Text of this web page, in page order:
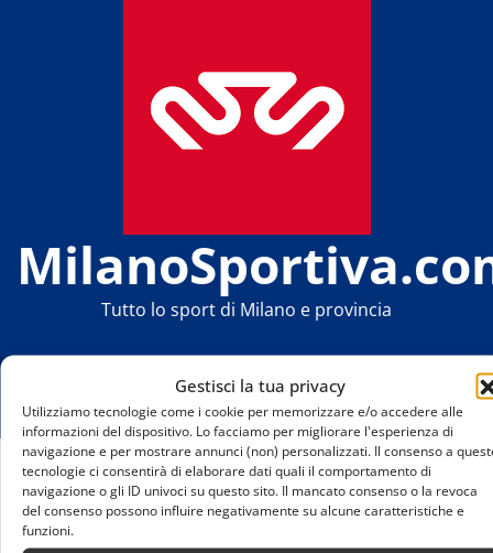
Gestisci la tua privacy
Utilizziamo tecnologie come i cookie per memorizzare e/o accedere alle
informazioni del dispositivo. Lo facciamo per migliorare l'esperienza di
navigazione e per mostrare annunci (non) personalizzati. Il consenso a
tecnologie ci consentirà di elaborare dati quali il comportamento di
navigazione o gli ID univoci su questo sito. Il mancato consenso o la revoca
del consenso possono influire negativamente su alcune caratteristiche e
funzioni.
Tutto lo sport di Milano e provincia
Home
Calendario classiche ciclismo 2025: tutte le date
delle grandi corse di un giorno